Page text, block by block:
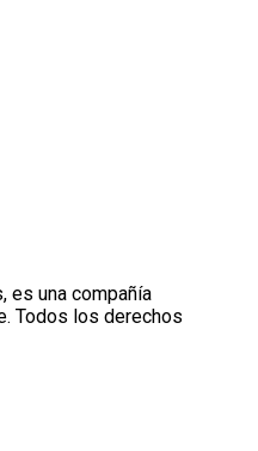
es una compañía
Todos los derechos